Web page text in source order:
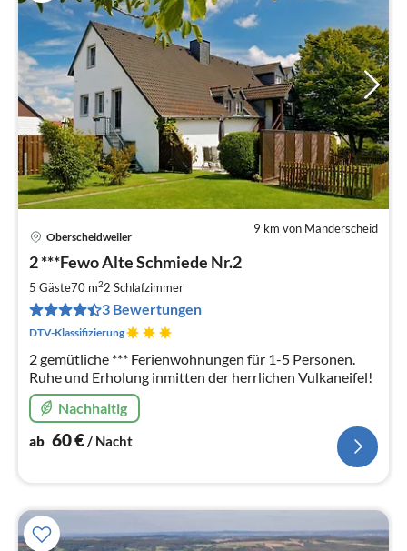
9 km von Manderscheid
Oberscheidweiler
2 ***Fewo Alte Schmiede Nr.2
5 Gäste70 m22 Schlafzimmer
3 Bewertungen
DTV-Klassifizierung
2 gemütliche *** Ferienwohnungen für 1-5 Personen.
Ruhe und Erholung inmitten der herrlichen Vulkaneifel!
Nachhaltig
ab 60€/ Nacht